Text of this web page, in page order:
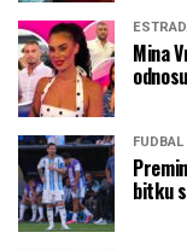
Mina
FUDBAL
bitku